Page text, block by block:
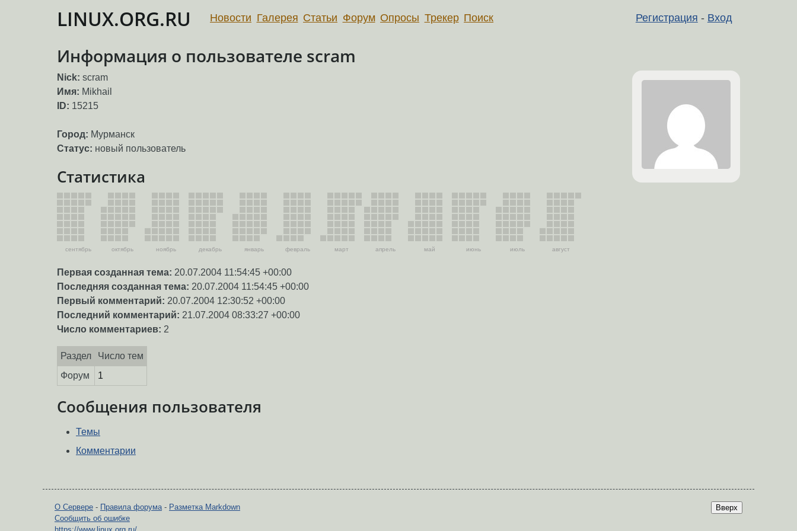
LINUX.ORG.RU Регистрация - Вход
Новости Галерея Статьи Форум Опросы Трекер Поиск
Информация о пользователе scram
Nick: scram
Имя: Mikhail
ID: 15215
Город: Мурманск
Статус: новый пользователь
Статистика
сентябрь октябрь ноябрь декабрь январь февраль март апрель май июнь июль август
Первая созданная тема: 20.07.2004 11:54:45 +00:00
Последняя созданная тема: 20.07.2004 11:54:45 +00:00
Первый комментарий: 20.07.2004 12:30:52 +00:00
Последний комментарий: 21.07.2004 08:33:27 +00:00
Число комментариев: 2
Раздел
Число тем
Форум
1
Сообщения пользователя
Темы
Комментарии
Вверх
О Сервере - Правила форума- Разметка Markdown
Сообщить об ошибке